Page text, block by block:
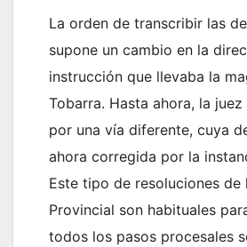
La orden de transcribir las
supone un cambio en la
instrucción que llevaba la
Tobarra. Hasta ahora, la
por una vía diferente, cuya
ahora corregida por la
Este tipo de resoluciones de
Provincial son habituales
todos los pasos procesales